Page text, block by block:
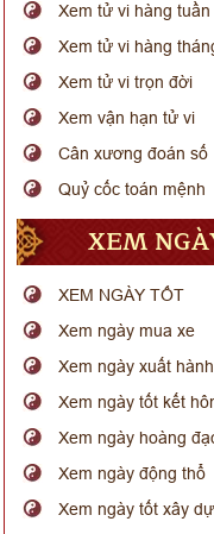
Xem tử vi hàng tuần
Xem tử vi hàng
Xem tử vi trọn đời
Xem vận hạn tử vi
Cân xương đoán số
Quỷ cốc toán mệnh
XEM
XEM NGÀY TỐT
Xem ngày mua xe
Xem ngày xuất hành
Xem ngày tốt kết
Xem ngày hoàng
Xem ngày động thổ
Xem ngày tốt xây